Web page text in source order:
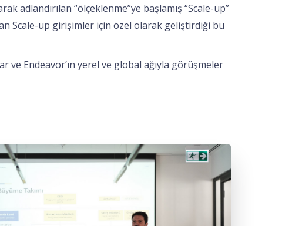
adlandırılan “ölçeklenme”ye başlamış “Scale-up”
Scale-up girişimler için özel olarak geliştirdiği bu
Endeavor’ın yerel ve global ağıyla görüşmeler